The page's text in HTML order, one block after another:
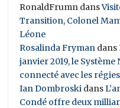
RonaldFrumn dans
Transition, Colonel
Léone
Rosalinda Fryman dans
janvier 2019, le
connecté avec les
Ian Dombroski dans
Condé offre deux